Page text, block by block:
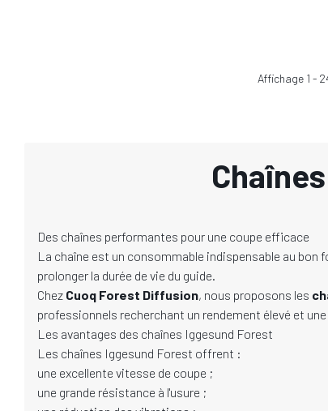
Affichage 1 -
Des chaînes performantes pour une coupe efficace
La chaîne est un consommable indispensable au
prolonger la durée de vie du guide.
Chez Cuoq Forest Diffusion, nous proposons les
professionnels recherchant un rendement élevé et
Les avantages des chaînes Iggesund Forest
Les chaînes Iggesund Forest offrent :
une excellente vitesse de coupe ;
une grande résistance à l'usure ;